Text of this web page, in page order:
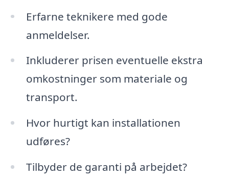
Erfarne teknikere med gode
anmeldelser.
Inkluderer prisen eventuelle ekstra
omkostninger som materiale og
transport.
Hvor hurtigt kan installationen
udføres?
Tilbyder de garanti på arbejdet?